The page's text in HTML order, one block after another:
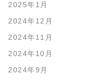
2025年1月
2024年12月
2024年11月
2024年10月
2024年9月